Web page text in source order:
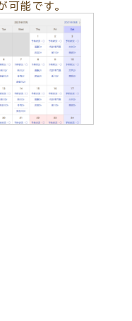
可能です。